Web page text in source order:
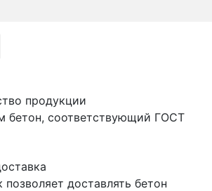
продукции
бетон, соответствующий ГОСТ
доставлять бетон